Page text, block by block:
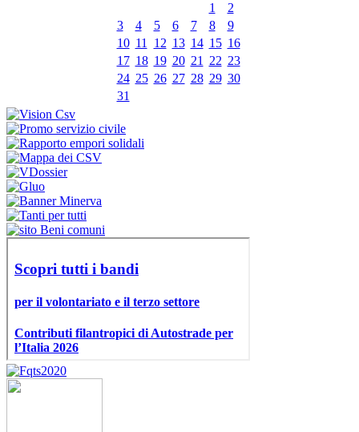
1
2
3
4 5 6 7 8
9
10 11 12 13 14 15 16
17 18 19 20 21 22 23
24 25 26 27 28 29 30
31